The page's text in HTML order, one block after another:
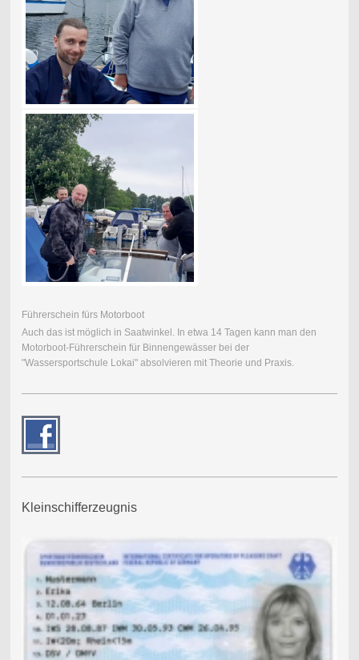
Führerschein fürs Motorboot
Auch das ist möglich in Saatwinkel. In etwa 14 Tagen kann man den
Motorboot-Führerschein für Binnengewässer bei der
"Wassersportschule Lokai" absolvieren mit Theorie und Praxis.
Kleinschifferzeugnis